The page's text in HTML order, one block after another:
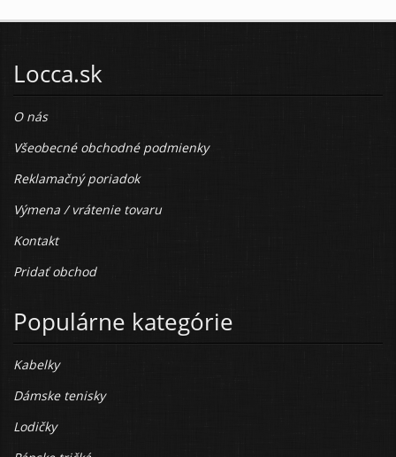
Locca.sk
O nás
Všeobecné obchodné podmienky
Reklamačný poriadok
Výmena / vrátenie tovaru
Kontakt
Pridať obchod
Populárne kategórie
Kabelky
Dámske tenisky
Lodičky